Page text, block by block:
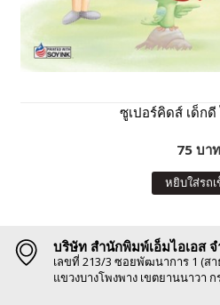
ซูเปอร์คิดส์ เด็ก
75 บาท
หยิบใส่รถ
บริษัท สำนักพิมพ์เอ็มไอเอส
เลขที่ 213/3 ซอยพัฒนาการ 1 (สา
แขวงบางโพงพาง เขตยานนาวา ก